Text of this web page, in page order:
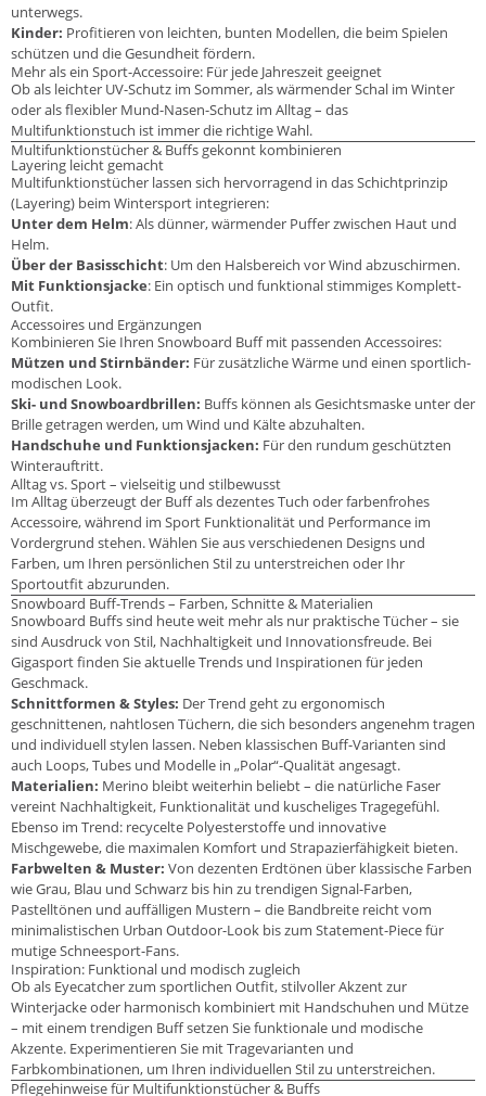
unterwegs.
Kinder: Profitieren von leichten, bunten Modellen, die beim Spielen
schützen und die Gesundheit fördern.
Mehr als ein Sport-Accessoire: Für jede Jahreszeit geeignet
Ob als leichter UV-Schutz im Sommer, als wärmender Schal im Winter
oder als flexibler Mund-Nasen-Schutz im Alltag – das
Multifunktionstuch ist immer die richtige Wahl.
Multifunktionstücher & Buffs gekonnt kombinieren
Layering leicht gemacht
Multifunktionstücher lassen sich hervorragend in das Schichtprinzip
(Layering) beim Wintersport integrieren:
Unter dem Helm: Als dünner, wärmender Puffer zwischen Haut und
Helm.
Über der Basisschicht: Um den Halsbereich vor Wind abzuschirmen.
Mit Funktionsjacke: Ein optisch und funktional stimmiges Komplett-
Outfit.
Accessoires und Ergänzungen
Kombinieren Sie Ihren Snowboard Buff mit passenden Accessoires:
Mützen und Stirnbänder: Für zusätzliche Wärme und einen sportlich-
modischen Look.
Ski- und Snowboardbrillen: Buffs können als Gesichtsmaske unter der
Brille getragen werden, um Wind und Kälte abzuhalten.
Handschuhe und Funktionsjacken: Für den rundum geschützten
Winterauftritt.
Alltag vs. Sport – vielseitig und stilbewusst
Im Alltag überzeugt der Buff als dezentes Tuch oder farbenfrohes
Accessoire, während im Sport Funktionalität und Performance im
Vordergrund stehen. Wählen Sie aus verschiedenen Designs und
Farben, um Ihren persönlichen Stil zu unterstreichen oder Ihr
Sportoutfit abzurunden.
Snowboard Buff-Trends – Farben, Schnitte & Materialien
Snowboard Buffs sind heute weit mehr als nur praktische Tücher – sie
sind Ausdruck von Stil, Nachhaltigkeit und Innovationsfreude. Bei
Gigasport finden Sie aktuelle Trends und Inspirationen für jeden
Geschmack.
Schnittformen & Styles: Der Trend geht zu ergonomisch
geschnittenen, nahtlosen Tüchern, die sich besonders angenehm tragen
und individuell stylen lassen. Neben klassischen Buff-Varianten sind
auch Loops, Tubes und Modelle in „Polar“-Qualität angesagt.
Materialien: Merino bleibt weiterhin beliebt – die natürliche Faser
vereint Nachhaltigkeit, Funktionalität und kuscheliges Tragegefühl.
Ebenso im Trend: recycelte Polyesterstoffe und innovative
Mischgewebe, die maximalen Komfort und Strapazierfähigkeit bieten.
Farbwelten & Muster: Von dezenten Erdtönen über klassische Farben
wie Grau, Blau und Schwarz bis hin zu trendigen Signal-Farben,
Pastelltönen und auffälligen Mustern – die Bandbreite reicht vom
minimalistischen Urban Outdoor-Look bis zum Statement-Piece für
mutige Schneesport-Fans.
Inspiration: Funktional und modisch zugleich
Ob als Eyecatcher zum sportlichen Outfit, stilvoller Akzent zur
Winterjacke oder harmonisch kombiniert mit Handschuhen und Mütze
– mit einem trendigen Buff setzen Sie funktionale und modische
Akzente. Experimentieren Sie mit Tragevarianten und
Farbkombinationen, um Ihren individuellen Stil zu unterstreichen.
Pflegehinweise für Multifunktionstücher & Buffs